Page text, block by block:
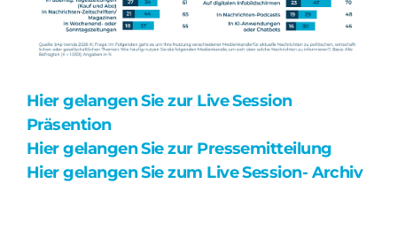
Hier gelangen Sie zur Live Session
Präsention
Hier gelangen Sie zur Pressemitteilung
Hier gelangen Sie zum Live Session- Archiv